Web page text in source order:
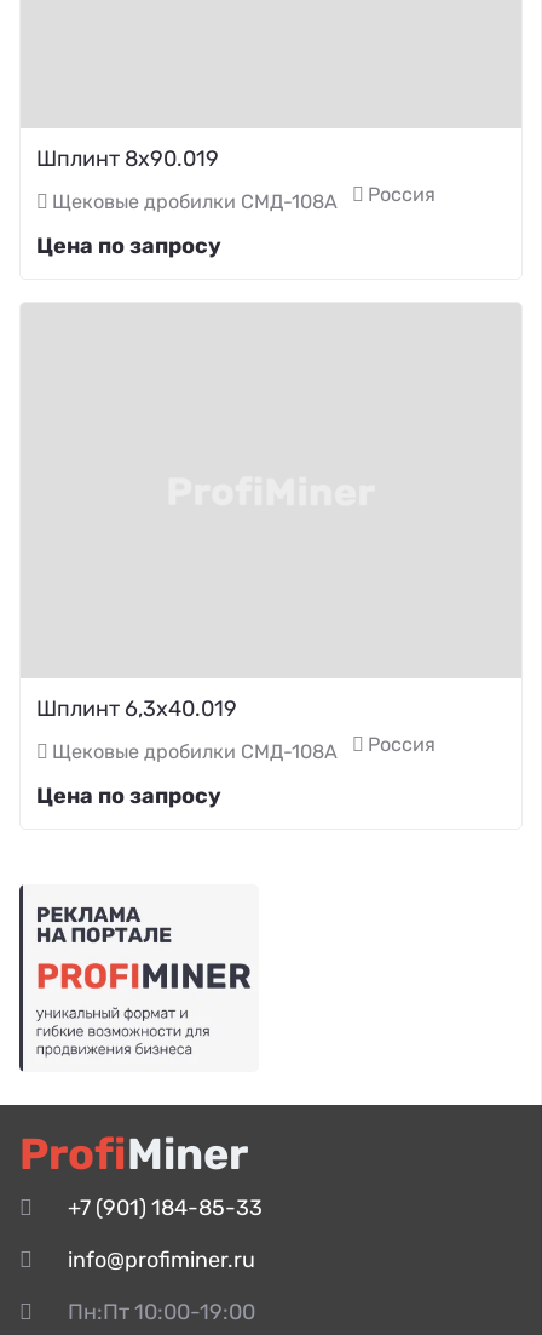
Шплинт 8х90.019
Щековые дробилки СМД-108А Россия
Цена по запросу
Шплинт 6,3х40.019
Щековые дробилки СМД-108А Россия
Цена по запросу
ProfiMiner
+7 (901) 184-85-33
info@profiminer.ru
Пн:Пт 10:00-19:00